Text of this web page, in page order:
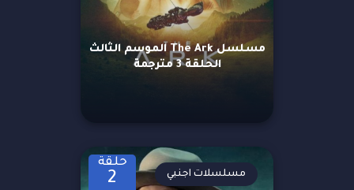
مسلسل The Ark الموسم الثالث
الحلقة 3 مترجمة
حلقة
2 مسلسلات اجنبي